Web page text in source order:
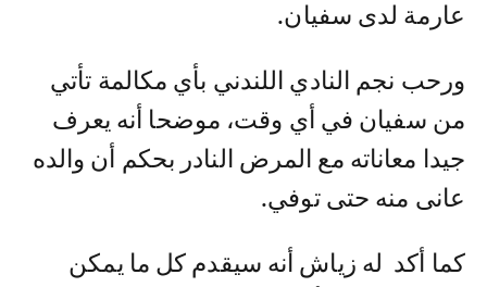
عارمة لدى سفيان.
ورحب نجم النادي اللندني بأي مكالمة تأتي
من سفيان في أي وقت، موضحا أنه يعرف
جيدا معاناته مع المرض النادر بحكم أن والده
عانى منه حتى توفي.
كما أكد له زياش أنه سيقدم كل ما يمكن